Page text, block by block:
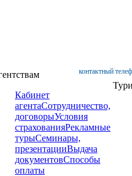
контактный
Кабинет
агентаСотрудничество,
договорыУсловия
страхованияРекламные
турыСеминары,
презентацииВыдача
документовСпособы
оплаты